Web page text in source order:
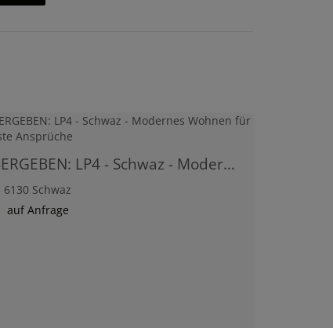
ÜBERGEBEN: LP4 - Schwaz - Modernes Wohnen für höchste Ansprüche
6130 Schwaz
auf Anfrage